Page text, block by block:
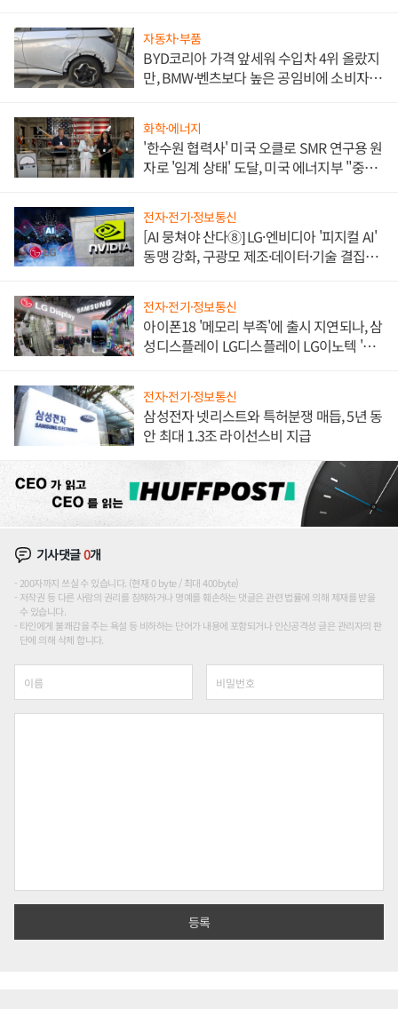
자동차·부품
BYD코리아 가격 앞세워 수입차 4위 올랐지
만, BMW·벤츠보다 높은 공임비에 소비자
화학·에너지
'한수원 협력사' 미국 오클로 SMR 연구용 원
자로 '임계 상태' 도달, 미국 에너지부 "중요
전자·전기·정보통신
[AI 뭉쳐야 산다⑧] LG·엔비디아 '피지컬 AI'
동맹 강화, 구광모 제조·데이터·기술 결집
전자·전기·정보통신
아이폰18 '메모리 부족'에 출시 지연되나, 삼
성디스플레이 LG디스플레이 LG이노텍 '탈
전자·전기·정보통신
삼성전자 넷리스트와 특허분쟁 매듭, 5년 동
안 최대 1.3조 라이선스비 지급
기사댓글0개
200자까지 쓰실 수 있습니다. (현재 0 byte / 최대 400byte)
저작권 등 다른 사람의 권리를 침해하거나 명예를 훼손하는 댓글은 관련 법률에 의해 제재를 받을
수 있습니다.
타인에게 불쾌감을 주는 욕설 등 비하하는 단어가 내용에 포함되거나 인신공격성 글은 관리자의 판
단에 의해 삭제 합니다.